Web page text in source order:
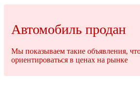
Автомобиль продан
Мы показываем такие объявления,
ориентироваться в ценах на рынке